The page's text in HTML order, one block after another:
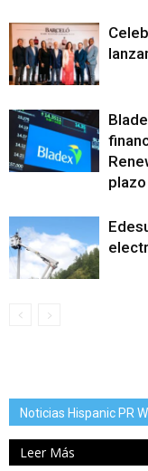
Noticias Hispanic PR
Leer Más